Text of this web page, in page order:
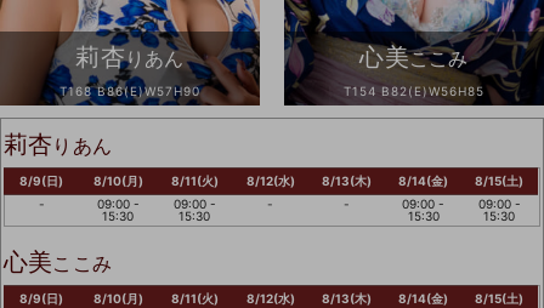
莉杏りあん
T168 B86(E)W57H90
心美ここみ
T154 B82(E)W56H85
莉杏りあん
8/9(日)
-
8/10(月)
09:00 -
15:30
8/11(火)
09:00 -
15:30
8/12(水)
-
8/13(木)
-
8/14(金)
09:00 -
15:30
8/15(土)
09:00 -
15:30
心美ここみ
8/9(日)
8/10(月)
8/11(火)
8/12(水)
8/13(木)
8/14(金)
8/15(土)